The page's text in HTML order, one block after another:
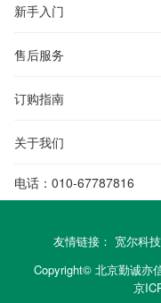
新手入门
售后服务
订购指南
关于我们
电话： 010-67787816
友情链接： 宽尔科技
Copyright© 北京勤诚亦
京